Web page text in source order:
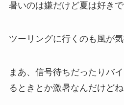
暑いのは嫌だけど夏は好きで
ツーリングに行くのも風が
まあ、信号待ちだったりバ
るときとか激暑なんだけどね